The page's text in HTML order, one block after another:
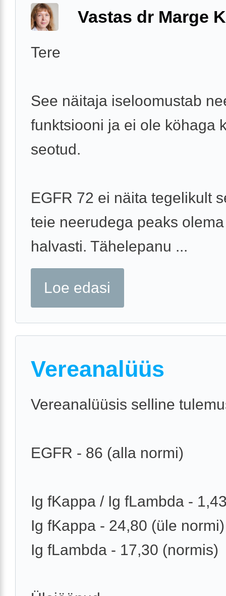
Vastas dr Marge
Tere
See näitaja iseloomustab
funktsiooni ja ei ole köhaga
seotud.
EGFR 72 ei näita tegelikult
teie neerudega peaks
halvasti. Tähelepanu ...
Loe edasi
Vereanalüüs
Vereanalüüsis selline
EGFR - 86 (alla normi)
Ig fKappa / Ig fLambda -
Ig fKappa - 24,80 (üle normi)
Ig fLambda - 17,30 (normis)